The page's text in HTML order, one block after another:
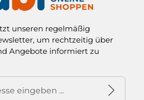
unseren regelmäßig
um rechtzeitig über
Angebote informiert zu